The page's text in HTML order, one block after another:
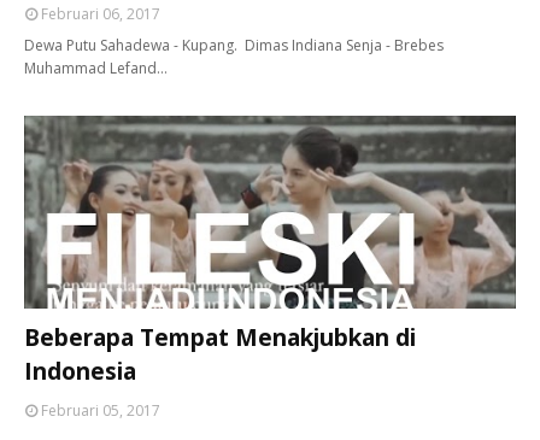
Februari 06, 2017
Dewa Putu Sahadewa - Kupang. Dimas Indiana Senja - Brebes
Muhammad Lefand…
Beberapa Tempat Menakjubkan di
Indonesia
Februari 05, 2017